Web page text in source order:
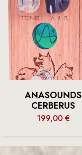
ANASOUNDS
CERBERUS
199,00 €